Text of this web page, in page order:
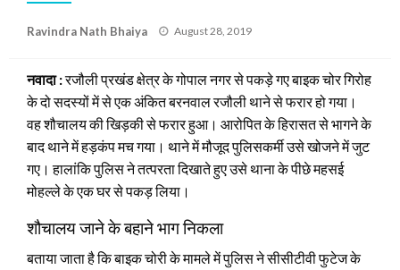
Ravindra Nath Bhaiya
Posted
August 28, 2019
नवादा :रजौली प्रखंड क्षेत्र के गोपाल नगर से पकड़े गए बाइक चोर गिरोह
के दो सदस्यों में से एक अंकित बरनवाल रजौली थाने से फरार हो गया।
वह शौचालय की खिड़की से फरार हुआ। आरोपित के हिरासत से भागने के
बाद थाने में हड़कंप मच गया। थाने में मौजूद पुलिसकर्मी उसे खोजने में जुट
गए। हालांकि पुलिस ने तत्परता दिखाते हुए उसे थाना के पीछे महसई
मोहल्ले के एक घर से पकड़ लिया।
शौचालय जाने के बहाने भाग निकला
बताया जाता है कि बाइक चोरी के मामले में पुलिस ने सीसीटीवी फुटेज के